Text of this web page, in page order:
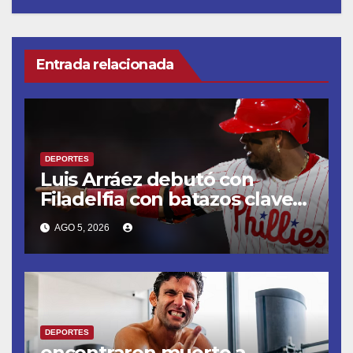
Entrada relacionada
DEPORTES
Luis Arráez debutó con
Filadelfia con batazos claves
que dieron la victoria ante
Nacionales
AGO 5, 2026
DEPORTES